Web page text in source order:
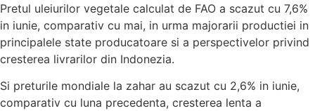
Pretul uleiurilor vegetale calculat de FAO a scazut cu 7,6%
in iunie, comparativ cu mai, in urma majorarii productiei in
principalele state producatoare si a perspectivelor privind
cresterea livrarilor din Indonezia.
Si preturile mondiale la zahar au scazut cu 2,6% in iunie,
comparativ cu luna precedenta, cresterea lenta a